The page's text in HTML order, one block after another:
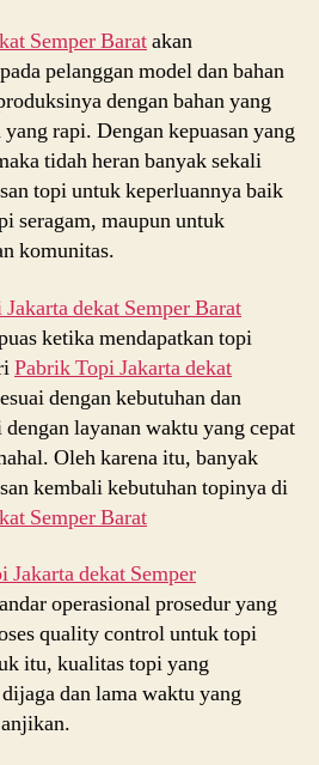
Semper Baratakan
pelanggan model dan bahan
dengan bahan yang
rapi. Dengan kepuasan yang
tidah heran banyak sekali
topi untuk keperluannya baik
seragam, maupun untuk
komunitas.
dekat Semper Barat
ketika mendapatkan topi
Pabrik Topi Jakarta dekat
dengan kebutuhan dan
layanan waktu yang cepat
Oleh karena itu, banyak
kembali kebutuhan topinya di
Semper Barat
Jakarta dekat Semper
operasional prosedur yang
quality control untuk topi
itu, kualitas topi yang
dan lama waktu yang